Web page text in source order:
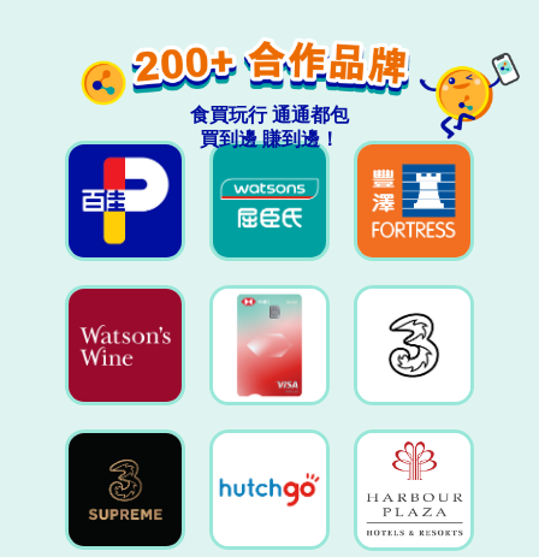
食買玩行 通通都包
買到邊 賺到邊！